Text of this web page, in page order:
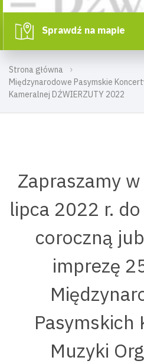
Strona główna
Międzynarodowe Pasymskie
Kameralnej DŹWIERZUTY 2022
Sprawdź na mapie
Zapraszamy
lipca 2022 r.
coroczną
imprezę
Pasymskich
Muzyki